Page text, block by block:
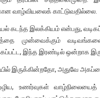
வாழ்வியலைக்
கடந்த இலக்கியம் என்பது,
முன்வைக்கும்
இந்த இரண்டில் ஒன்றாக
இருக்கின்றதோ, அதுவே
உணர்வுகள்